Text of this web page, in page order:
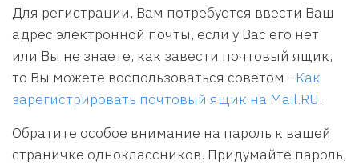
Для регистрации, Вам потребуется ввести Ваш
адрес электронной почты, если у Вас его нет
или Вы не знаете, как завести почтовый ящик,
то Вы можете воспользоваться советом - Как
зарегистрировать почтовый ящик на Mail.RU.
Обратите особое внимание на пароль к вашей
страничке одноклассников. Придумайте пароль,